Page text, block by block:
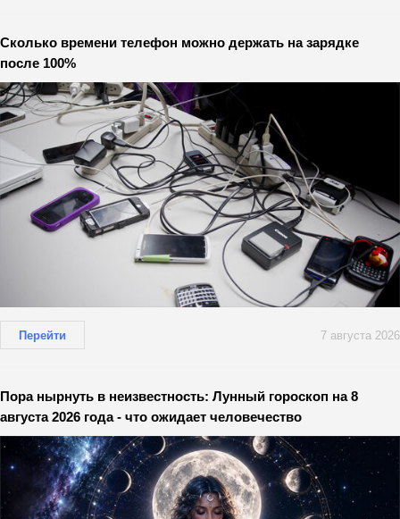
Сколько времени телефон можно держать на зарядке
после 100%
Перейти 7 августа 2026
Пора нырнуть в неизвестность: Лунный гороскоп на 8
августа 2026 года - что ожидает человечество